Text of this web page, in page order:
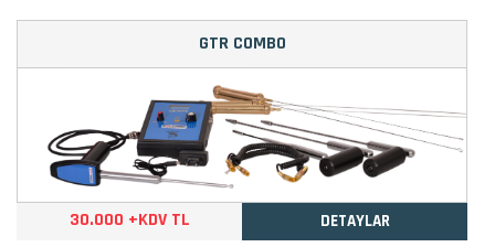
GTR COMBO
30.000 +KDV TL DETAYLAR